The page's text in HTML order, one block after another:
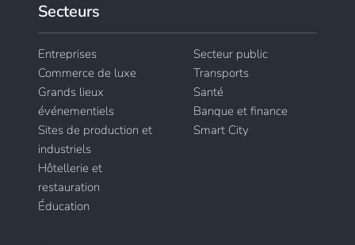
Secteurs
Entreprises
Commerce de luxe
Grands lieux
événementiels
Sites de production et
industriels
Hôtellerie et
restauration
Éducation
Secteur public
Transports
Santé
Banque et finance
Smart City